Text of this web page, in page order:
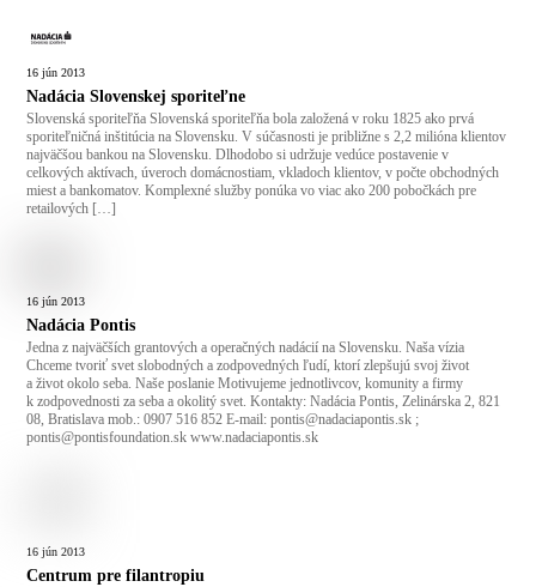
16 jún 2013
Nadácia Slovenskej sporiteľne
Slovenská sporiteľňa Slovenská sporiteľňa bola založená v roku 1825 ako prvá
sporiteľničná inštitúcia na Slovensku. V súčasnosti je približne s 2,2 milióna klientov
najväčšou bankou na Slovensku. Dlhodobo si udržuje vedúce postavenie v
celkových aktívach, úveroch domácnostiam, vkladoch klientov, v počte obchodných
miest a bankomatov. Komplexné služby ponúka vo viac ako 200 pobočkách pre
retailových […]
16 jún 2013
Nadácia Pontis
Jedna z najväčších grantových a operačných nadácií na Slovensku. Naša vízia
Chceme tvoriť svet slobodných a zodpovedných ľudí, ktorí zlepšujú svoj život
a život okolo seba. Naše poslanie Motivujeme jednotlivcov, komunity a firmy
k zodpovednosti za seba a okolitý svet. Kontakty: Nadácia Pontis, Zelinárska 2, 821
08, Bratislava mob.: 0907 516 852 E-mail: pontis@nadaciapontis.sk ;
pontis@pontisfoundation.sk www.nadaciapontis.sk
16 jún 2013
Centrum pre filantropiu